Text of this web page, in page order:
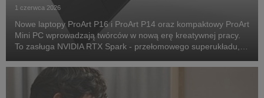
1 czerwca 2026
Nowe laptopy ProArt P16 i ProArt P14 oraz kompaktowy ProArt
Mini PC wprowadzają twórców w nową erę kreatywnej pracy.
To zasługa NVIDIA RTX Spark - przełomowego superukładu,
w czasach osobistych agentów sztucznej ...